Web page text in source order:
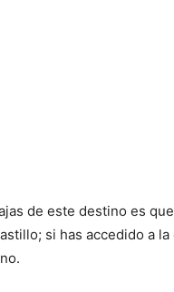
de este destino es
si has accedido a la